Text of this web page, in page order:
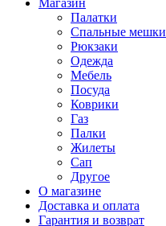
Магазин
Палатки
Спальные мешки
Рюкзаки
Одежда
Мебель
Посуда
Коврики
Газ
Палки
Жилеты
Сап
Другое
О магазине
Доставка и оплата
Гарантия и возврат